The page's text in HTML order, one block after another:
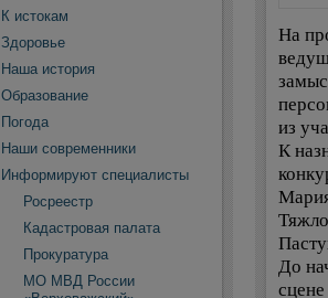
К истокам
Здоровье
Наша история
Образование
Погода
Наши современники
Информируют специалисты
Росреестр
Кадастровая палата
Прокуратура
МО МВД России
На
из
К
До